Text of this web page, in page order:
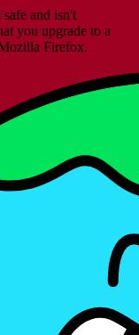
and isn't
you upgrade to a
Firefox.